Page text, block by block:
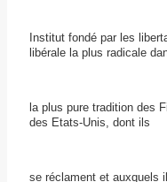
Institut fondé par les
libérale la plus radicale
la plus pure tradition des
des Etats-Unis, dont ils
se réclament et auxquels